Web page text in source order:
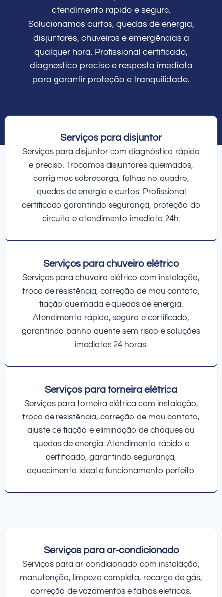
atendimento rápido e seguro.
Solucionamos curtos, quedas de energia,
disjuntores, chuveiros e emergências a
qualquer hora. Profissional certificado,
diagnóstico preciso e resposta imediata
para garantir proteção e tranquilidade.
Serviços para disjuntor
Serviços para disjuntor com diagnóstico rápido
e preciso. Trocamos disjuntores queimados,
corrigimos sobrecarga, falhas no quadro,
quedas de energia e curtos. Profissional
certificado garantindo segurança, proteção do
circuito e atendimento imediato 24h.
Serviços para chuveiro elétrico
Serviços para chuveiro elétrico com instalação,
troca de resistência, correção de mau contato,
fiação queimada e quedas de energia.
Atendimento rápido, seguro e certificado,
garantindo banho quente sem risco e soluções
imediatas 24 horas.
Serviços para torneira elétrica
Serviços para torneira elétrica com instalação,
troca de resistência, correção de mau contato,
ajuste de fiação e eliminação de choques ou
quedas de energia. Atendimento rápido e
certificado, garantindo segurança,
aquecimento ideal e funcionamento perfeito.
Serviços para ar-condicionado
Serviços para ar-condicionado com instalação,
manutenção, limpeza completa, recarga de gás,
correção de vazamentos e falhas elétricas.